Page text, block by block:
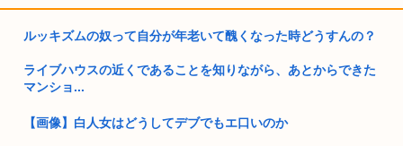
ルッキズムの奴って自分が年老いて醜くなった時どうすんの？
ライブハウスの近くであることを知りながら、あとからできた
マンショ...
【画像】白人女はどうしてデブでもエ口いのか